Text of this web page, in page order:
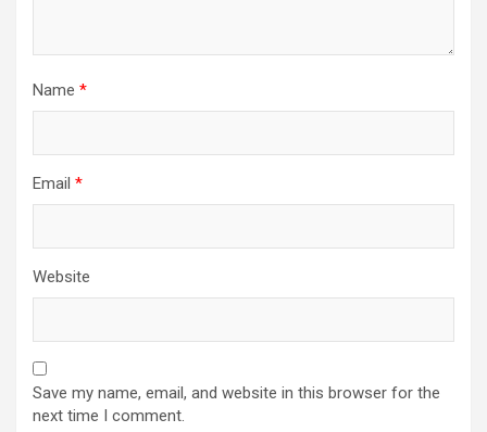
Name *
Email *
Website
Save my name, email, and website in this browser for the
next time I comment.